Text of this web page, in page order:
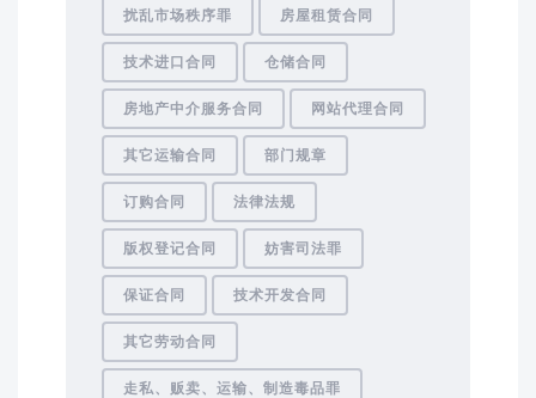
扰乱市场秩序罪 房屋租赁合同
技术进口合同 仓储合同
房地产中介服务合同 网站代理合同
其它运输合同 部门规章
订购合同 法律法规
版权登记合同 妨害司法罪
保证合同 技术开发合同
其它劳动合同
走私、贩卖、运输、制造毒品罪